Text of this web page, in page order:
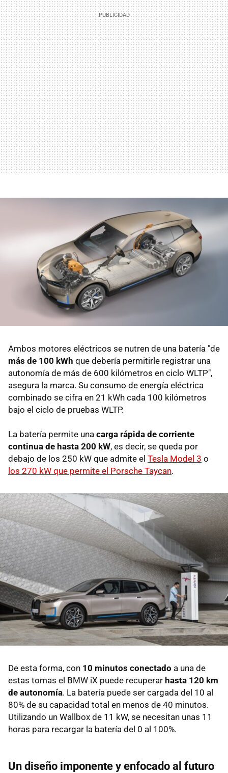
Ambos motores eléctricos se nutren de una batería "de
más de 100 kWh que debería permitirle registrar una
autonomía de más de 600 kilómetros en ciclo WLTP",
asegura la marca. Su consumo de energía eléctrica
combinado se cifra en 21 kWh cada 100 kilómetros
bajo el ciclo de pruebas WLTP.
La batería permite una carga rápida de corriente
continua de hasta 200 kW, es decir, se queda por
debajo de los 250 kW que admite el Tesla Model 3 o
los 270 kW que permite el Porsche Taycan.
De esta forma, con 10 minutos conectado a una de
estas tomas el BMW iX puede recuperar hasta 120 km
de autonomía. La batería puede ser cargada del 10 al
80% de su capacidad total en menos de 40 minutos.
Utilizando un Wallbox de 11 kW, se necesitan unas 11
horas para recargar la batería del 0 al 100%.
Un diseño imponente y enfocado al futuro